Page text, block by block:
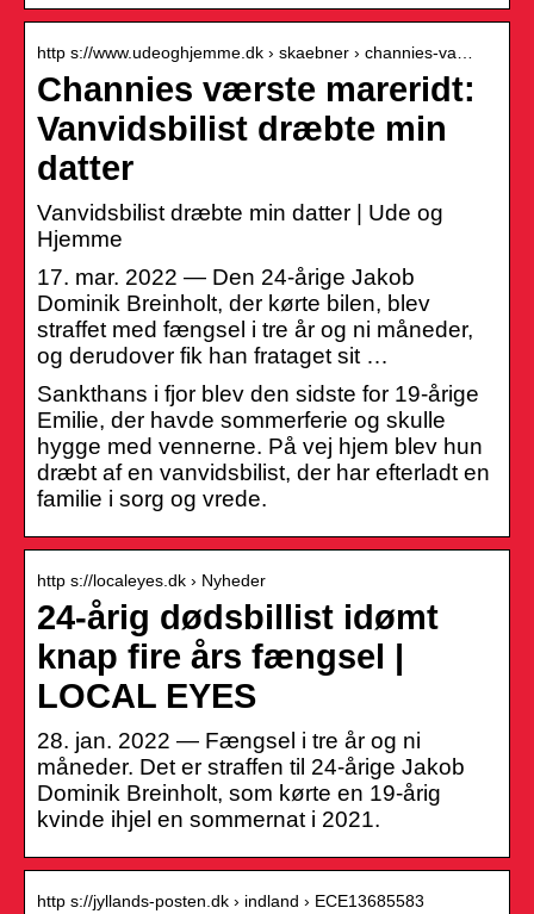
http s://www.udeoghjemme.dk › skaebner › channies-va…
Channies værste mareridt:
Vanvidsbilist dræbte min
datter
Vanvidsbilist dræbte min datter | Ude og
Hjemme
17. mar. 2022 — Den 24-årige Jakob
Dominik Breinholt, der kørte bilen, blev
straffet med fængsel i tre år og ni måneder,
og derudover fik han frataget sit …
Sankthans i fjor blev den sidste for 19-årige
Emilie, der havde sommerferie og skulle
hygge med vennerne. På vej hjem blev hun
dræbt af en vanvidsbilist, der har efterladt en
familie i sorg og vrede.
http s://localeyes.dk › Nyheder
24-årig dødsbillist idømt
knap fire års fængsel |
LOCAL EYES
28. jan. 2022 — Fængsel i tre år og ni
måneder. Det er straffen til 24-årige Jakob
Dominik Breinholt, som kørte en 19-årig
kvinde ihjel en sommernat i 2021.
http s://jyllands-posten.dk › indland › ECE13685583